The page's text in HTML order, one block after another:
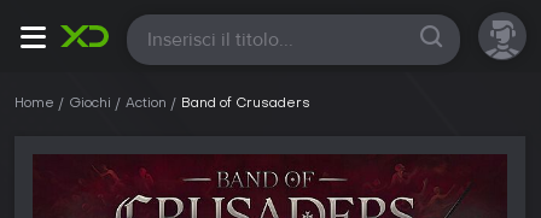
Tutte
Home Giochi Action Band of Crusaders